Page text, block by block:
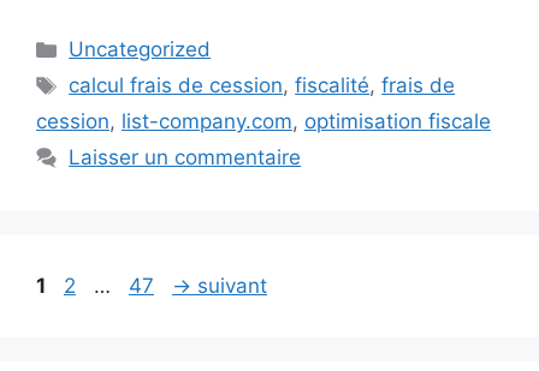
Catégories
Uncategorized
Étiquettes
calcul frais de cession,fiscalité,frais de
cession, list-company.com, optimisation fiscale
Laisser un commentaire
Page
1 Page
2 … Page
47 → suivant